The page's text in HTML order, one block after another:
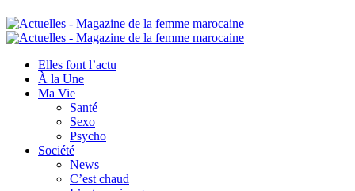
Elles font l’actu
À la Une
Ma Vie
Santé
Sexo
Psycho
Société
News
C’est chaud